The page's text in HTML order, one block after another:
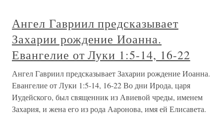
Ангел Гавриил предсказывает
Захарии рождение Иоанна.
Евангелие от Луки 1:5-14, 16-22
Ангел Гавриил предсказывает Захарии рождение Иоанна.
Евангелие от Луки 1:5-14, 16-22 Во дни Ирода, царя
Иудейского, был священник из Авиевой чреды, именем
Захария, и жена его из рода Ааронова, имя ей Елисавета.